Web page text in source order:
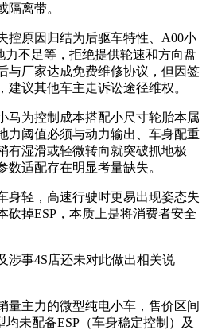
隔离带。
控原因归结为后驱车特性、A00小
力不足等，拒绝提供轮速和方向盘
与厂家达成免费维修协议，但因签
议其他车主走诉讼途径维权。
马为控制成本搭配小尺寸轮胎本属
力阈值必须与动力输出、车身配重
有湿滑或轻微转向就突破抓地极
数适配存在明显考量缺失。
身轻，高速行驶时更易出现姿态失
砍掉ESP，本质上是将消费者安全
涉事4S店还未对此做出相关说
量主力的微型纯电小车，售价区间
均未配备ESP（车身稳定控制）及